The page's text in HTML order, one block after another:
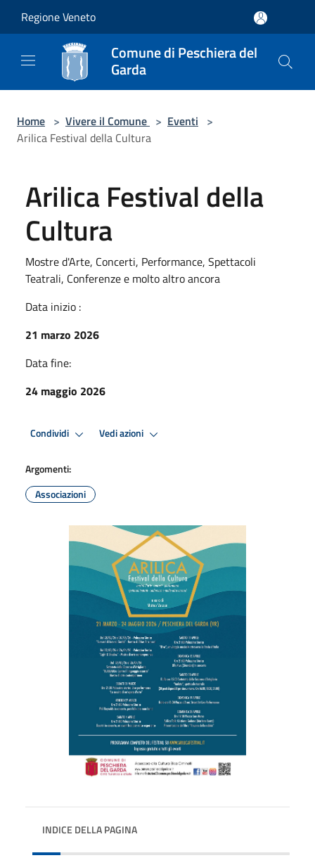
Regione Veneto
Comune di Peschiera del
Garda
Home > Vivere il Comune > Eventi >
Arilica Festival della Cultura
Arilica Festival della
Cultura
Mostre d'Arte, Concerti, Performance, Spettacoli
Teatrali, Conferenze e molto altro ancora
Data inizio :
21 marzo 2026
Data fine:
24 maggio 2026
Condividi Vedi azioni
Argomenti:
Associazioni
INDICE DELLA PAGINA